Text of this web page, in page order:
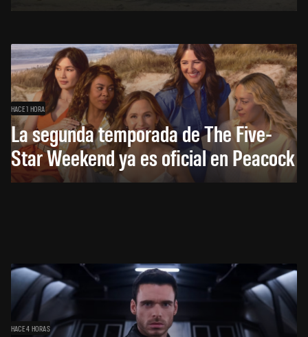
HACE 1 HORA
La segunda temporada de The Five-
Star Weekend ya es oficial en Peacock
HACE 4 HORAS